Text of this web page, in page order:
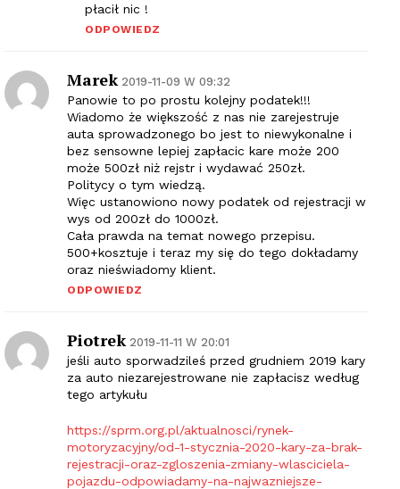
płacił nic !
ODPOWIEDZ
Marek 2019-11-09 W 09:32
Panowie to po prostu kolejny podatek!!!
Wiadomo że większość z nas nie zarejestruje
auta sprowadzonego bo jest to niewykonalne i
bez sensowne lepiej zapłacic kare może 200
może 500zł niż rejstr i wydawać 250zł.
Politycy o tym wiedzą.
Więc ustanowiono nowy podatek od rejestracji w
wys od 200zł do 1000zł.
Cała prawda na temat nowego przepisu.
500+kosztuje i teraz my się do tego dokładamy
oraz nieświadomy klient.
ODPOWIEDZ
Piotrek 2019-11-11 W 20:01
jeśli auto sporwadzileś przed grudniem 2019 kary
za auto niezarejestrowane nie zapłacisz według
tego artykułu
https://sprm.org.pl/aktualnosci/rynek-
motoryzacyjny/od-1-stycznia-2020-kary-za-brak-
rejestracji-oraz-zgloszenia-zmiany-wlasciciela-
pojazdu-odpowiadamy-na-najwazniejsze-